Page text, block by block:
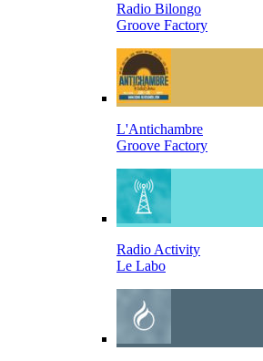
Radio Bilongo
Groove Factory
L'Antichambre
Groove Factory
Radio Activity
Le Labo